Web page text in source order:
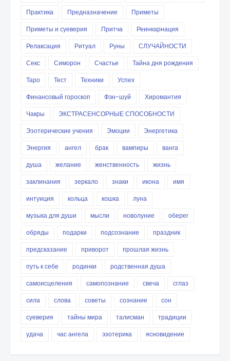
Практика
Предназначение
Приметы
Приметы и суеверия
Притча
Реинкарнация
Релаксация
Ритуал Руны
СЛУЧАЙНОСТИ
Секс
Симорон Счастье
Тайна дня рождения
Таро
Тест Техники
Успех
Финансовый гороскоп
Фэн-шуй
Хиромантия
Чакры
ЭКСТРАСЕНСОРНЫЕ СПОСОБНОСТИ
Эзотерические учения
Эмоции
Энергетика
Энергия
ангел брак вампиры
ванга
душа
желание женственность
жизнь
заклинания
зеркало знаки икона
имя
интуиция
кольца кошка
луна
музыка для души
мысли новолуние
оберег
обряды
подарки подсознание
праздник
предсказание
приворот
прошлая жизнь
путь к себе
родинки
родственная душа
самоисцеления
самопознание свеча
сглаз
сила
слова советы сознание
сон
суеверия
тайны мира талисман
традиции
удача
час ангела эзотерика ясновидение